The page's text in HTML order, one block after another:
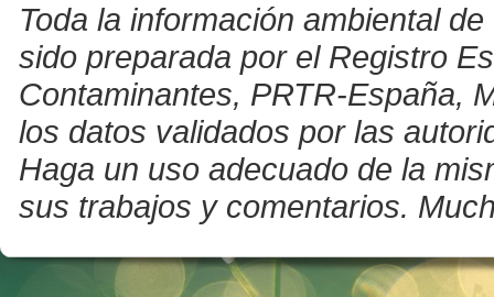
Toda la información ambiental
sido preparada por el Registro
Contaminantes, PRTR-España,
los datos validados por las
Haga un uso adecuado de la
sus trabajos y comentarios.